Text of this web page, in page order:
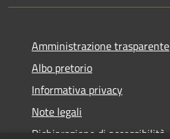
Amministrazione trasparente
Albo pretorio
Informativa privacy
Note legali
Dichiarazione di accessibilità